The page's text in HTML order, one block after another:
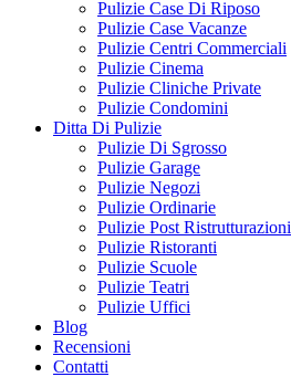
Pulizie Case Di Riposo
Pulizie Case Vacanze
Pulizie Centri Commerciali
Pulizie Cinema
Pulizie Cliniche Private
Pulizie Condomini
Ditta Di Pulizie
Pulizie Di Sgrosso
Pulizie Garage
Pulizie Negozi
Pulizie Ordinarie
Pulizie Post Ristrutturazioni
Pulizie Ristoranti
Pulizie Scuole
Pulizie Teatri
Pulizie Uffici
Blog
Recensioni
Contatti